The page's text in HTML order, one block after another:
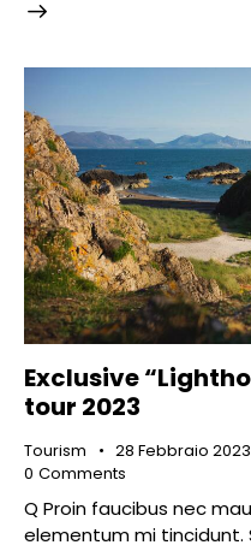
Exclusive
tour 2023
Tourism 28 Febbraio 2023
0 Comments
Q Proin faucibus nec
elementum mi tincidunt.